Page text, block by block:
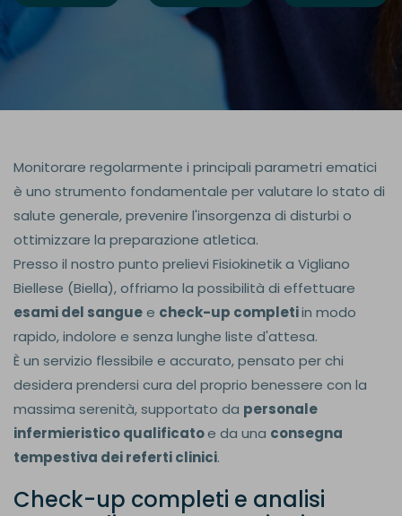
Monitorare regolarmente i principali parametri ematici
è uno strumento fondamentale per valutare lo stato di
salute generale, prevenire l'insorgenza di disturbi o
ottimizzare la preparazione atletica.
Presso il nostro punto prelievi Fisiokinetik a Vigliano
Biellese (Biella), offriamo la possibilità di effettuare
esami del sanguee check-up completiin modo
rapido, indolore e senza lunghe liste d'attesa.
È un servizio flessibile e accurato, pensato per chi
desidera prendersi cura del proprio benessere con la
massima serenità, supportato da personale
infermieristico qualificatoe da una consegna
tempestiva dei referti clinici.
Check-up completi e analisi